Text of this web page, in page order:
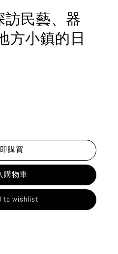
訪民藝、器
方小鎮的日
購買
購物車
to wishlist